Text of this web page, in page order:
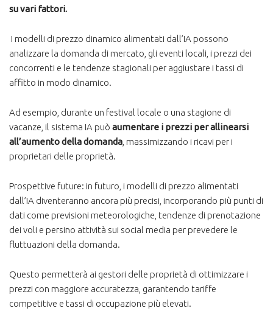
su vari fattori.
I modelli di prezzo dinamico alimentati dall’IA possono
analizzare la domanda di mercato, gli eventi locali, i prezzi dei
concorrenti e le tendenze stagionali per aggiustare i tassi di
affitto in modo dinamico.
Ad esempio, durante un festival locale o una stagione di
vacanze, il sistema IA può aumentare i prezzi per allinearsi
all’aumento della domanda , massimizzando i ricavi per i
proprietari delle proprietà.
Prospettive future: in futuro, i modelli di prezzo alimentati
dall’IA diventeranno ancora più precisi, incorporando più punti di
dati come previsioni meteorologiche, tendenze di prenotazione
dei voli e persino attività sui social media per prevedere le
fluttuazioni della domanda.
Questo permetterà ai gestori delle proprietà di ottimizzare i
prezzi con maggiore accuratezza, garantendo tariffe
competitive e tassi di occupazione più elevati.